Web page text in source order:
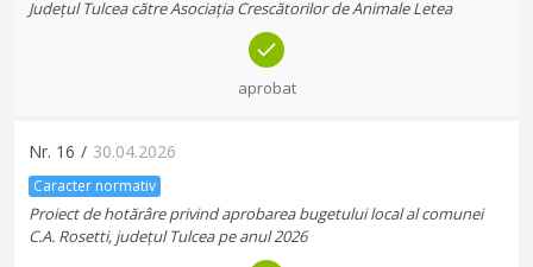
Județul Tulcea către Asociația Crescătorilor de Animale Letea
aprobat
Nr. 16 / 30.04.2026
Caracter normativ
Proiect de hotărâre privind aprobarea bugetului local al comunei
C.A. Rosetti, județul Tulcea pe anul 2026